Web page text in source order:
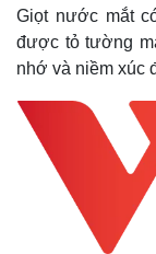
Giọt nước mắt
được tỏ tường
nhớ và niềm xúc